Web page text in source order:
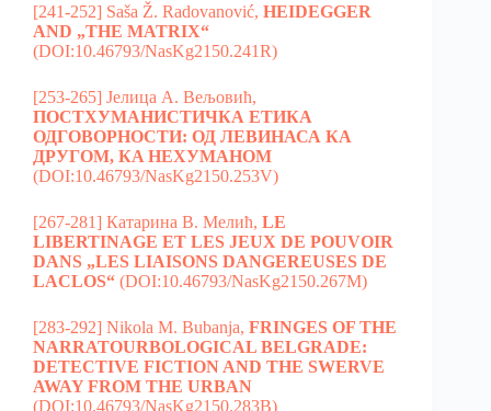
[241-252] Saša Ž. Radovanović, HEIDEGGER
AND „THE MATRIX“
(DOI:10.46793/NasKg2150.241R)
[253-265] Јелица А. Вељовић,
ПОСТХУМАНИСТИЧКА ЕТИКА
ОДГОВОРНОСТИ: ОД ЛЕВИНАСА КА
ДРУГОМ, КA НЕХУМАНОМ
(DOI:10.46793/NasKg2150.253V)
[267-281] Катарина В. Мелић, LE
LIBERTINAGE ET LES JEUX DE POUVOIR
DANS „LES LIAISONS DANGEREUSES DE
LACLOS“ (DOI:10.46793/NasKg2150.267M)
[283-292] Nikola M. Bubanja, FRINGES OF THE
NARRATOURBOLOGICAL BELGRADE:
DETECTIVE FICTION AND THE SWERVE
AWAY FROM THE URBAN
(DOI:10.46793/NasKg2150.283B)